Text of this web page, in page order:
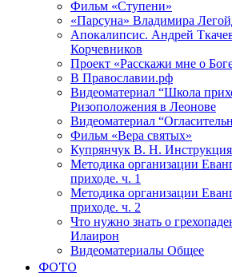
Фильм «Ступени»
«Парсуна» Владимира
Апокалипсис. Андрей
Корчевников
Проект «Расскажи мне о
В Православии.рф
Видеоматериал “Школа
Ризоположения в Леонове
Видеоматериал
Фильм «Вера святых»
Купрянчук В. Н.
Методика организации
приходе. ч. 1
Методика организации
приходе. ч. 2
Что нужно знать о
Илаирон
Видеоматериалы Общее
ФОТО